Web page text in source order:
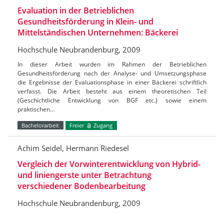
Evaluation in der Betrieblichen
Gesundheitsförderung in Klein- und
Mittelständischen Unternehmen: Bäckerei
Hochschule Neubrandenburg, 2009
In dieser Arbeit wurden im Rahmen der Betrieblichen
Gesundheitsförderung nach der Analyse- und Umsetzungsphase
die Ergebnisse der Evaluationsphase in einer Bäckerei schriftlich
verfasst. Die Arbeit besteht aus einem theoretischen Teil
(Geschichtliche Entwicklung von BGF etc.) sowie einem
praktischen…
Bachelorarbeit Freier Zugang
Achim Seidel, Hermann Riedesel
Vergleich der Vorwinterentwicklung von Hybrid-
und liniengerste unter Betrachtung
verschiedener Bodenbearbeitung
Hochschule Neubrandenburg, 2009